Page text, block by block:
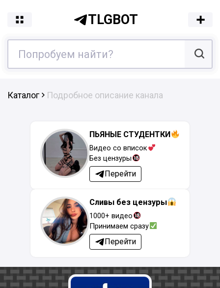
TLGBOT
Каталог Подробное описание канала
ПЬЯНЫЕ СТУДЕНТКИ
Видео со вписок
Без цензуры
Перейти
Сливы без цензуры
1000+ видео
Принимаем сразу
Перейти